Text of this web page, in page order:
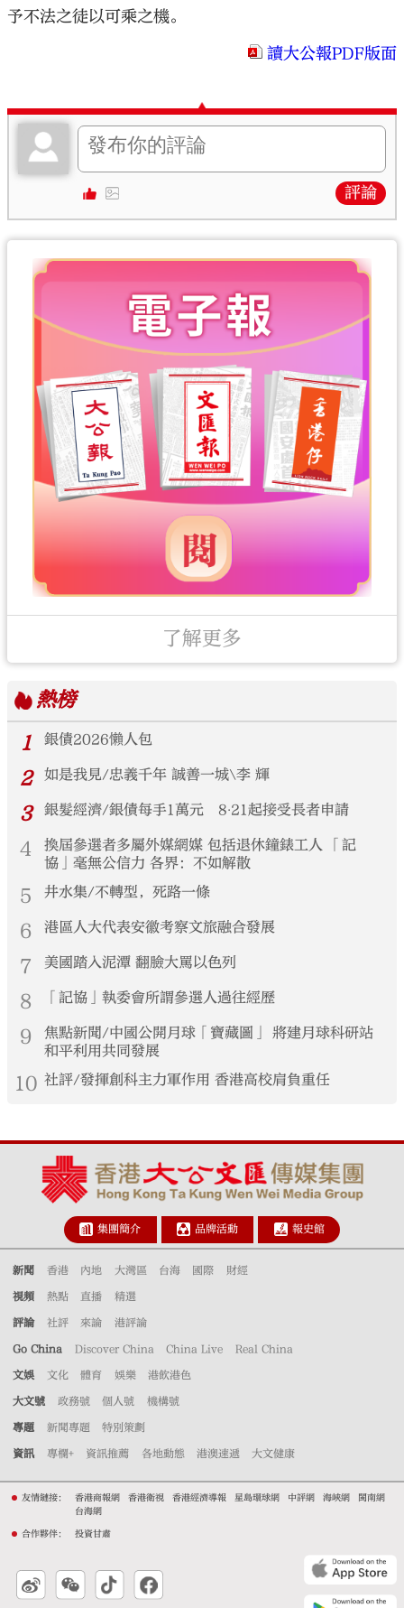
予不法之徒以可乘之機。
讀大公報PDF版面
評論
了解更多
熱榜
1
銀債2026懶人包
2 如是我見/忠義千年 誠善一城\李 輝
3 銀髮經濟/銀債每手1萬元 8‧21起接受長者申請
4
換屆參選者多屬外媒網媒 包括退休鐘錶工人 「記
協」毫無公信力 各界：不如解散
5 井水集/不轉型，死路一條
6 港區人大代表安徽考察文旅融合發展
7 美國踏入泥潭 翻臉大罵以色列
8 「記協」執委會所謂參選人過往經歷
9
焦點新聞/中國公開月球「寶藏圖」 將建月球科研站
和平利用共同發展
10 社評/發揮創科主力軍作用 香港高校肩負重任
集團簡介 品牌活動 報史館
新聞 香港 內地 大灣區 台海 國際 財經
視頻 熱點 直播 精選
評論 社評 來論 港評論
Go China Discover China China Live Real China
文娛 文化 體育 娛樂 港飲港色
大文號 政務號 個人號 機構號
專題 新聞專題 特別策劃
資訊 專欄+ 資訊推薦 各地動態 港澳速遞 大文健康
友情鏈接： 香港商報網 香港衛視 香港經濟導報 星島環球網 中評網 海峽網
閩南網
台海網
合作夥伴： 投資甘肅